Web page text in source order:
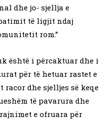
dhe jo- sjellja e
të ligjit ndaj
rom.”
është i përcaktuar dhe i
për të hetuar rastet e
dhe sjelljes së keqe
të pavarura dhe
e ofruara për